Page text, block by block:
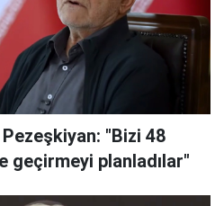
"Bizi 48
geçirmeyi planladılar"